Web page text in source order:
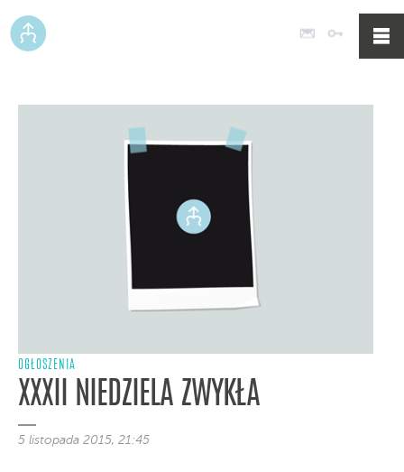
Poczta
OGŁOSZENIA
XXXII NIEDZIELA ZWYKŁA
5 listopada 2015, 21:45